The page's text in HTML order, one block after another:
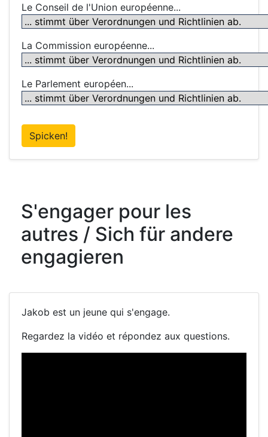
Le Conseil de l'Union européenne...
La Commission européenne...
Le Parlement européen...
Spicken!
S'engager pour les
autres / Sich für andere
engagieren
Jakob est un jeune qui s'engage.
Regardez la vidéo et répondez aux questions.